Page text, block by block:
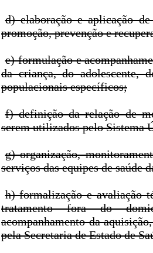
d) elaboração e aplicação
promoção, prevenção e
e) formulação e
da criança, do adolescente,
populacionais específicos;
f) definição da relação de
serem utilizados pelo Sistema
g) organização,
serviços das equipes de saúde
h) formalização e avaliação
tratamento fora do
acompanhamento da
pela Secretaria de Estado de